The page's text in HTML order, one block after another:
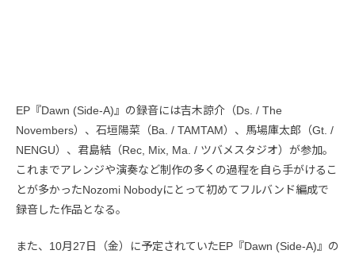
EP『Dawn (Side-A)』の録音には吉木諒介（Ds. / The
Novembers）、石垣陽菜（Ba. / TAMTAM）、馬場庫太郎（Gt. /
NENGU）、君島結（Rec, Mix, Ma. / ツバメスタジオ）が参加。
これまでアレンジや演奏など制作の多くの過程を自ら手がけるこ
とが多かったNozomi Nobodyにとって初めてフルバンド編成で
録音した作品となる。
また、10月27日（金）に予定されていたEP『Dawn (Side-A)』の